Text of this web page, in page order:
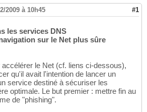
2009 à 10h45 #1
les services DNS
sur le Net plus sûre
le Net (cf. liens ci-dessous),
qu'il avait l'intention de lancer un
service destiné à sécuriser les
optimale. Le but premier : mettre fin au
de "phishing".